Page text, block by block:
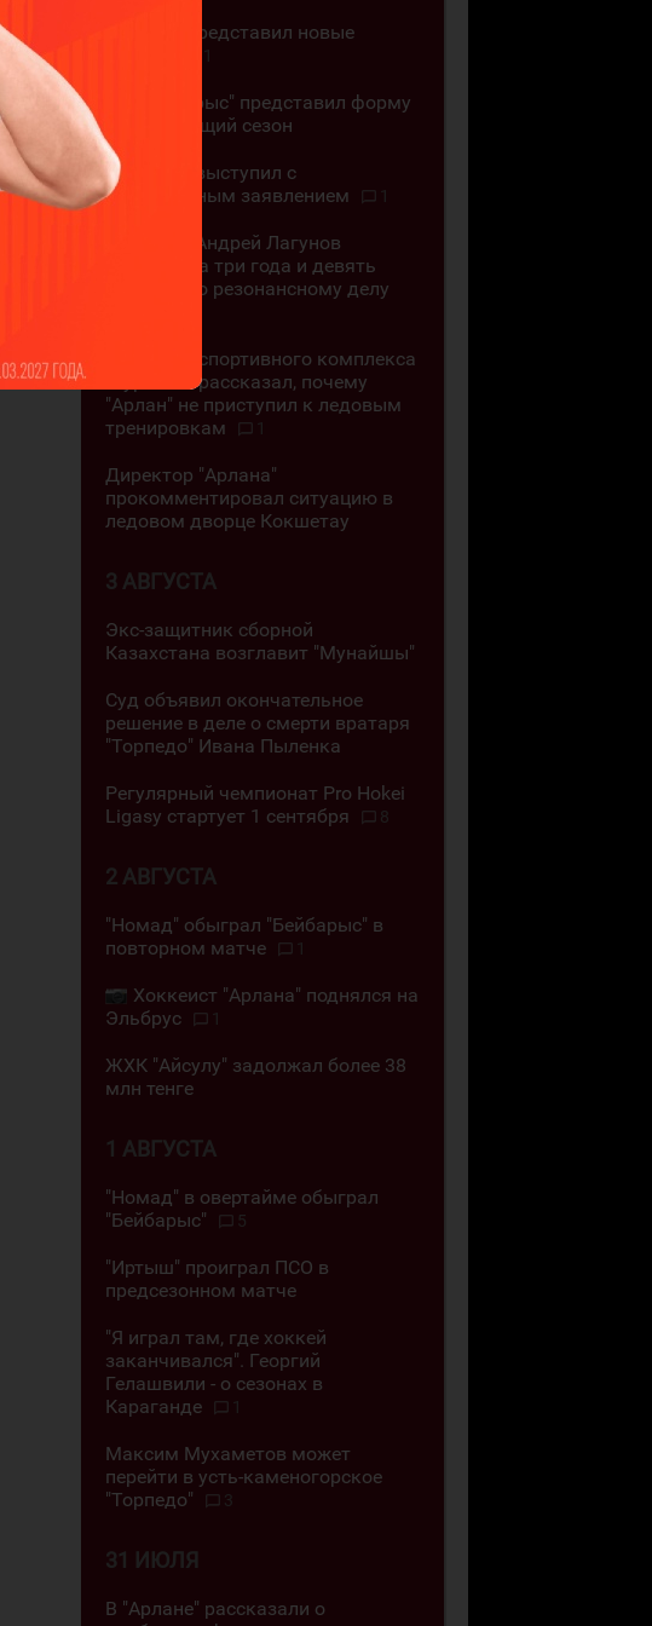
"Горняк" представил новые
1
"Бейбарыс" представил форму
на следующий сезон
"Алматы" выступил с
официальным заявлением
1
Хоккеист Андрей Лагунов
осуждён на три года и девять
месяцев по резонансному делу
Директор спортивного комплекса
"Бурабай" рассказал, почему
"Арлан" не приступил к ледовым
тренировкам
1
Директор "Арлана"
прокомментировал ситуацию в
ледовом дворце Кокшетау
3 АВГУСТА
Экс-защитник сборной
Казахстана возглавит "Мунайшы"
Суд объявил окончательное
решение в деле о смерти вратаря
"Торпедо" Ивана Пыленка
Регулярный чемпионат Pro Hokei
Ligasy стартует 1 сентября
8
2 АВГУСТА
"Номад" обыграл "Бейбарыс" в
повторном матче
1
Хоккеист "Арлана" поднялся на
Эльбрус
1
ЖХК "Айсулу" задолжал более 38
млн тенге
1 АВГУСТА
"Номад" в овертайме обыграл
"Бейбарыс"
5
"Иртыш" проиграл ПСО в
предсезонном матче
"Я играл там, где хоккей
заканчивался". Георгий
Гелашвили - о сезонах в
Караганде
1
Максим Мухаметов может
перейти в усть-каменогорское
"Торпедо"
3
31 ИЮЛЯ
В "Арлане" рассказали о